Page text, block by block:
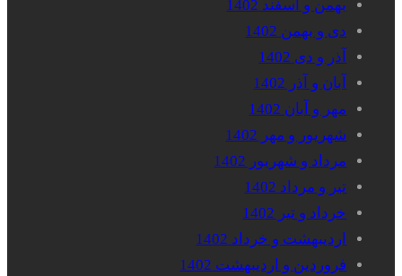
بهمن و اسفند 1402
دی و بهمن 1402
آذر و دی 1402
آبان و آذر 1402
مهر و آبان 1402
شهریور و مهر 1402
مرداد و شهریور 1402
تیر و مرداد 1402
خرداد و تیر 1402
اردیبهشت و خرداد 1402
فروردین و اردیبهشت 1402